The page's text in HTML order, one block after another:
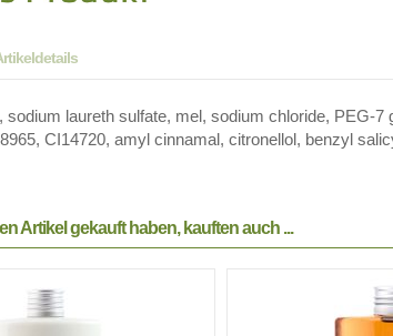
sodium laureth sulfate, mel, sodium chloride,
CI14720, amyl cinnamal, citronellol, benzyl
Artikel gekauft haben, kauften auch ...